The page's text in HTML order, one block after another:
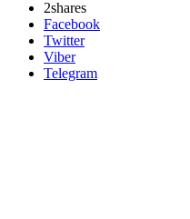
2shares
Facebook
Twitter
Viber
Telegram